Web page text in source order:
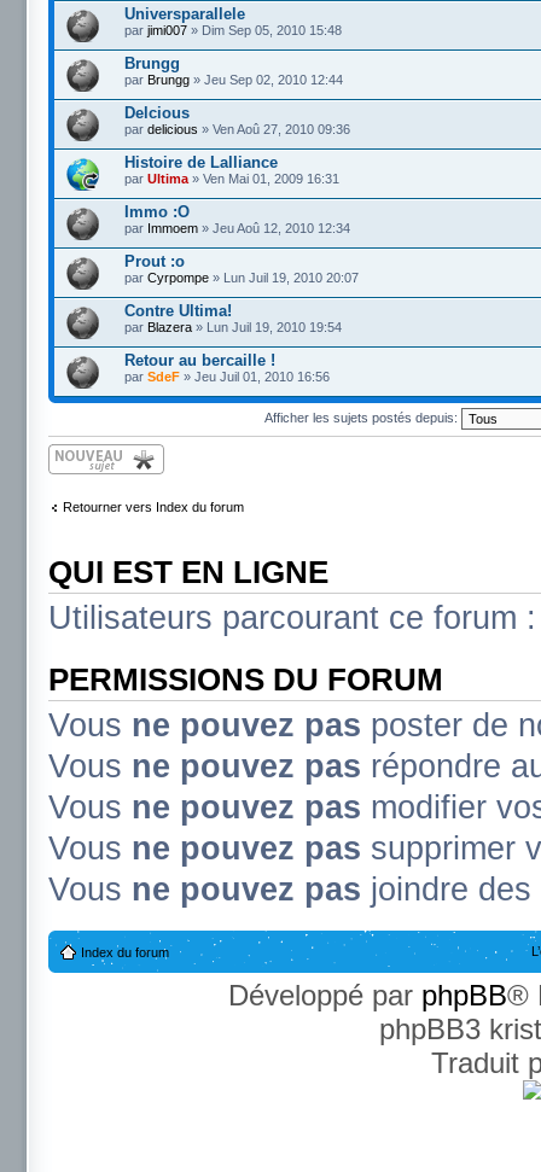
Universparallele
par jimi007 » Dim Sep 05, 2010 15:48
Brungg
par Brungg » Jeu Sep 02, 2010 12:44
Delcious
par delicious » Ven Aoû 27, 2010 09:36
Histoire de Lalliance
par Ultima » Ven Mai 01, 2009 16:31
Immo :O
par Immoem » Jeu Aoû 12, 2010 12:34
Prout :o
par Cyrpompe » Lun Juil 19, 2010 20:07
Contre Ultima!
par Blazera » Lun Juil 19, 2010 19:54
Retour au bercaille !
par SdeF » Jeu Juil 01, 2010 16:56
Afficher les sujets postés depuis:
Écrire un nouveau
sujet
Retourner vers Index du forum
QUI EST EN LIGNE
Utilisateurs parcourant ce forum
PERMISSIONS DU FORUM
Vous ne pouvez pas poster de
Vous ne pouvez pas répondre
Vous ne pouvez pas modifier
Vous ne pouvez pas supprimer
Vous ne pouvez pas joindre
Index du forum
Développé par phpBB®
phpBB3
Traduit